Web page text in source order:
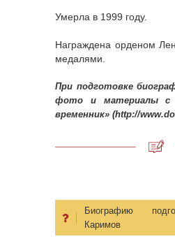
Умерла в 1999 году.
Награждена орденом
медалями.
При подготовке
фото и материалы с
временник» (http://
Биографию
Каримов